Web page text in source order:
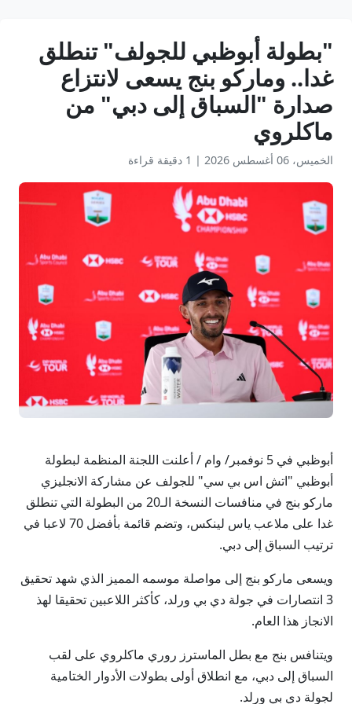
"بطولة أبوظبي للجولف" تنطلق
غدا.. وماركو بنج يسعى لانتزاع
صدارة "السباق إلى دبي" من
ماكلروي
الخميس، 06 أغسطس 2026 | 1 دقيقة قراءة
أبوظبي في 5 نوفمبر/ وام / أعلنت اللجنة المنظمة لبطولة
أبوظبي "اتش اس بي سي" للجولف عن مشاركة الانجليزي
ماركو بنج في منافسات النسخة الـ20 من البطولة التي تنطلق
غدا على ملاعب ياس لينكس، وتضم قائمة بأفضل 70 لاعبا في
ترتيب السباق إلى دبي.
ويسعى ماركو بنج إلى مواصلة موسمه المميز الذي شهد تحقيق
3 انتصارات في جولة دي بي ورلد، كأكثر اللاعبين تحقيقا لهذ
الانجاز هذا العام.
ويتنافس بنج مع بطل الماسترز روري ماكلروي على لقب
السباق إلى دبي، مع انطلاق أولى بطولات الأدوار الختامية
لجولة دي بي ورلد.